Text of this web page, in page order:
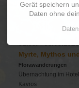
Myrte, Mythos
Florawanderungen
Übernachtung im
Kavros
Gerät speichern
Daten ohne